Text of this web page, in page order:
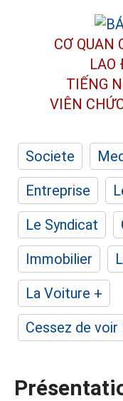
CƠ QUAN
LAO
TIẾNG
VIÊN
Societe
Entreprise
Le Syndicat
Immobilier
La Voiture +
Cessez de